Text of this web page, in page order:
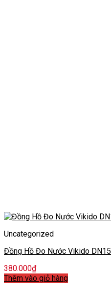
Uncategorized
Đồng Hồ Đo Nước Vikido DN15
380.000₫
Thêm vào giỏ hàng